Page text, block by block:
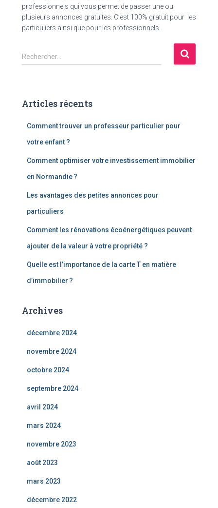
professionnels qui vous permet de passer une ou
plusieurs annonces gratuites. C’est 100% gratuit pour les
particuliers ainsi que pour les professionnels.
R
e
r
Rechercher…
Articles récents
Comment trouver un professeur particulier pour
votre enfant ?
Comment optimiser votre investissement immobilier
en Normandie ?
Les avantages des petites annonces pour
particuliers
Comment les rénovations écoénergétiques peuvent
ajouter de la valeur à votre propriété ?
Quelle est l’importance de la carte T en matière
d’immobilier ?
Archives
décembre 2024
novembre 2024
octobre 2024
septembre 2024
avril 2024
mars 2024
novembre 2023
août 2023
mars 2023
décembre 2022